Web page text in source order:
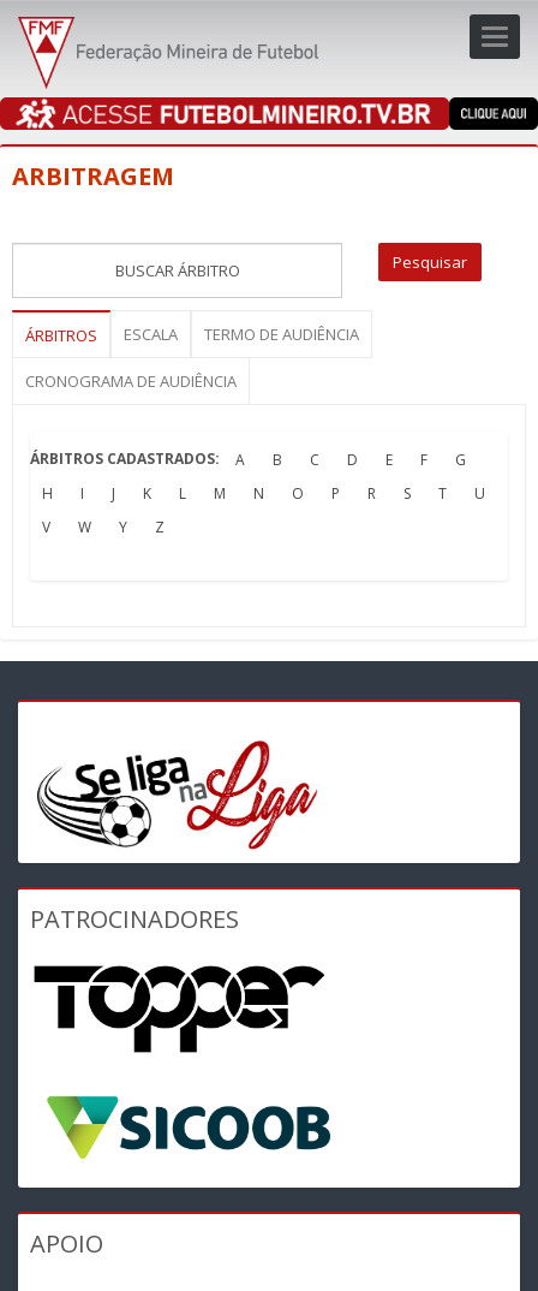
ARBITRAGEM
ÁRBITROS ESCALA TERMO DE AUDIÊNCIA
CRONOGRAMA DE AUDIÊNCIA
ÁRBITROS CADASTRADOS: A B C D E F
G
H
I J K L M N O P R S T
U
V
W Y Z
PATROCINADORES
APOIO